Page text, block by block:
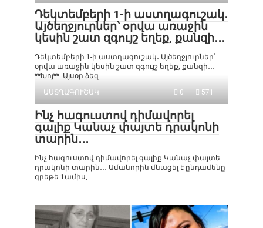
Դեկտեմբերի 1-ի աստղագուշակ․
Այծեղջյուրներ՝ օրվա առաջին
կեսին շատ զգույշ եղեք, քանզի․․․
Դեկտեմբերի 1-ի աստղագուշակ․ Այծեղջյուրներ՝
օրվա առաջին կեսին շատ զգույշ եղեք, քանզի․․․
**Խոյ**. Այսօր ձեզ
ԱՍՏՂԱԳՈՒՇԱԿ
0 571
Ինչ հագուստով դիմավորել
գալիք Կանաչ փայտե դրակոնի
տարին․․․
Ինչ հագուստով դիմավորել գալիք Կանաչ փայտե
դրակոնի տարին․․․ Ամանորին մնացել է ընդամենը
գրեթե 1ամիս,